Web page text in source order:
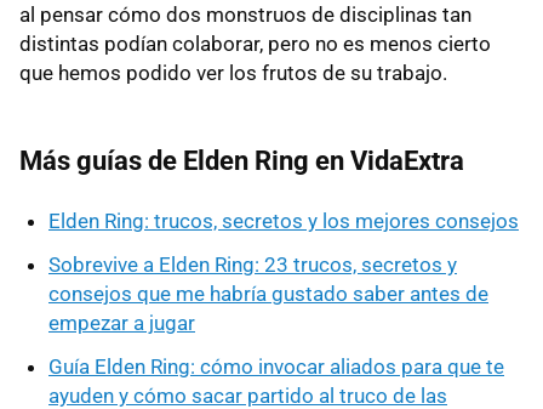
al pensar cómo dos monstruos de disciplinas tan
distintas podían colaborar, pero no es menos cierto
que hemos podido ver los frutos de su trabajo.
Más guías de Elden Ring en VidaExtra
Elden Ring: trucos, secretos y los mejores consejos
Sobrevive a Elden Ring: 23 trucos, secretos y
consejos que me habría gustado saber antes de
empezar a jugar
Guía Elden Ring: cómo invocar aliados para que te
ayuden y cómo sacar partido al truco de las